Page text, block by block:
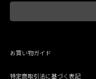
お買い物ガイド
特定商取引法に基づく表記